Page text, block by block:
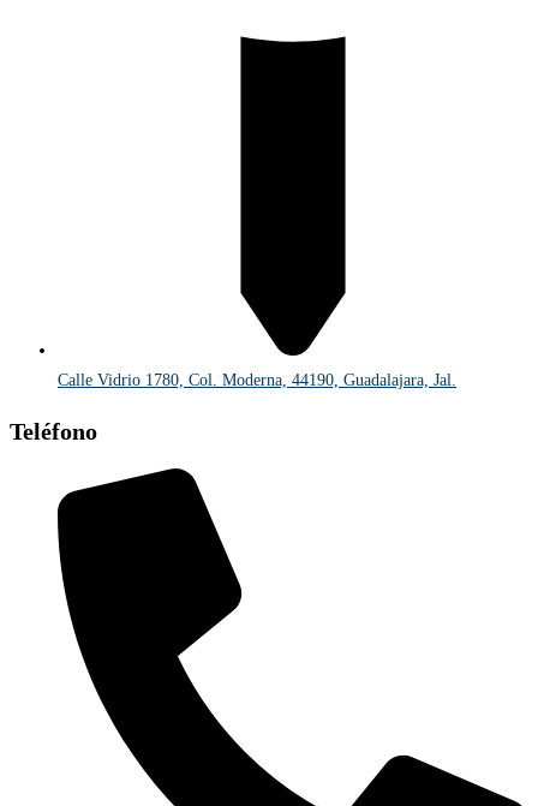
Calle Vidrio 1780, Col. Moderna, 44190, Guadalajara, Jal.
Teléfono